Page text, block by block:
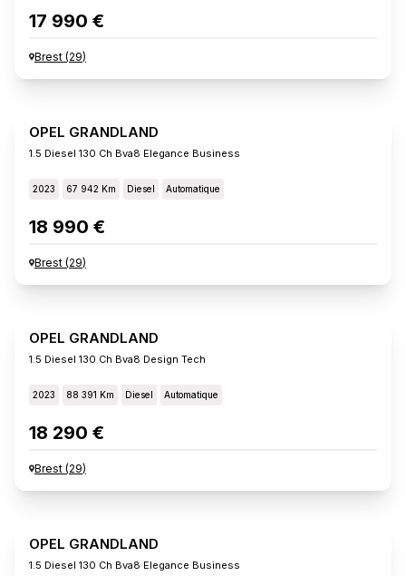
17 990 €
Brest (29)
OPEL GRANDLAND
1.5 Diesel 130 Ch Bva8 Elegance Business
2023 67 942 Km Diesel Automatique
18 990 €
Brest (29)
OPEL GRANDLAND
1.5 Diesel 130 Ch Bva8 Design Tech
2023 88 391 Km Diesel Automatique
18 290 €
Brest (29)
OPEL GRANDLAND
1.5 Diesel 130 Ch Bva8 Elegance Business